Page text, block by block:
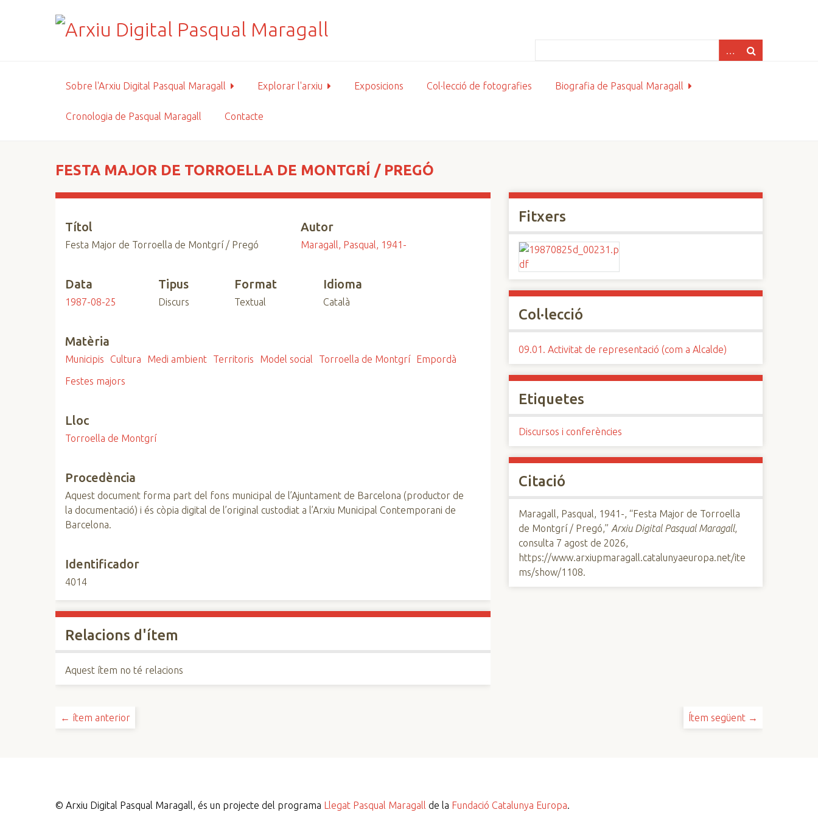
Sobre l'Arxiu Digital Pasqual Maragall Explorar l'arxiu Exposicions Col·lecció de fotografies Biografia de Pasqual Maragall
Cronologia de Pasqual Maragall Contacte
FESTA MAJOR DE TORROELLA DE MONTGRÍ / PREGÓ
Títol
Festa Major de Torroella de Montgrí / Pregó
Autor
Maragall, Pasqual, 1941-
Data
1987-08-25
Tipus
Discurs
Format
Textual
Idioma
Català
Matèria
Municipis Cultura Medi ambient Territoris Model social Torroella de Montgrí
Empordà
Festes majors
Lloc
Torroella de Montgrí
Procedència
Aquest document forma part del fons municipal de l’Ajuntament de Barcelona (productor de
la documentació) i és còpia digital de l’original custodiat a l’Arxiu Municipal Contemporani de
Barcelona.
Identificador
4014
Relacions d'ítem
Aquest ítem no té relacions
Fitxers
Col·lecció
09.01. Activitat de representació (com a Alcalde)
Etiquetes
Discursos i conferències
Citació
Maragall, Pasqual, 1941-, “Festa Major de Torroella
de Montgrí / Pregó,” Arxiu Digital Pasqual Maragall,
consulta 7 agost de 2026,
https://www.arxiupmaragall.catalunyaeuropa.net/ite
ms/show/1108.
← ítem anterior Ítem següent →
©Arxiu Digital Pasqual Maragall, és un projecte del programa Llegat Pasqual Maragall de la Fundació Catalunya Europa.